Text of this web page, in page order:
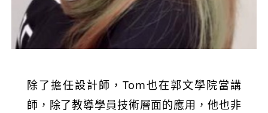
除了擔任設計師，Tom也在郭文學院當講
師，除了教導學員技術層面的應用，他也非